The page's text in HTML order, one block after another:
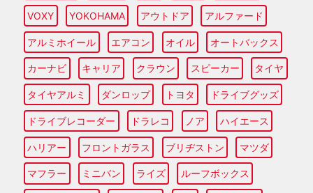
VOXY YOKOHAMA アウトドア アルファード
アルミホイール エアコン オイル オートバックス
カーナビ キャリア クラウン スピーカー タイヤ
タイヤアルミ ダンロップ トヨタ ドライブグッズ
ドライブレコーダー ドラレコ ノア ハイエース
ハリアー フロントガラス ブリヂストン マツダ
マフラー ミニバン ライズ ルーフボックス